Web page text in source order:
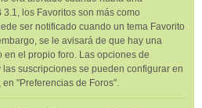
los Favoritos son más como
ser notificado cuando un tema Favorito
se le avisará de que hay una
en el propio foro. Las opciones de
suscripciones se pueden configurar en
"Preferencias de Foros".